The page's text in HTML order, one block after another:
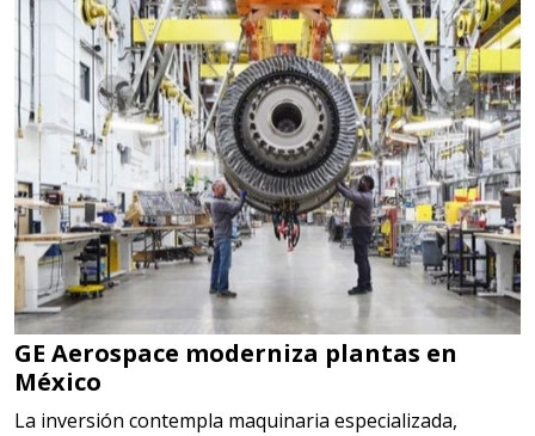
GE Aerospace moderniza plantas en
México
La inversión contempla maquinaria especializada,